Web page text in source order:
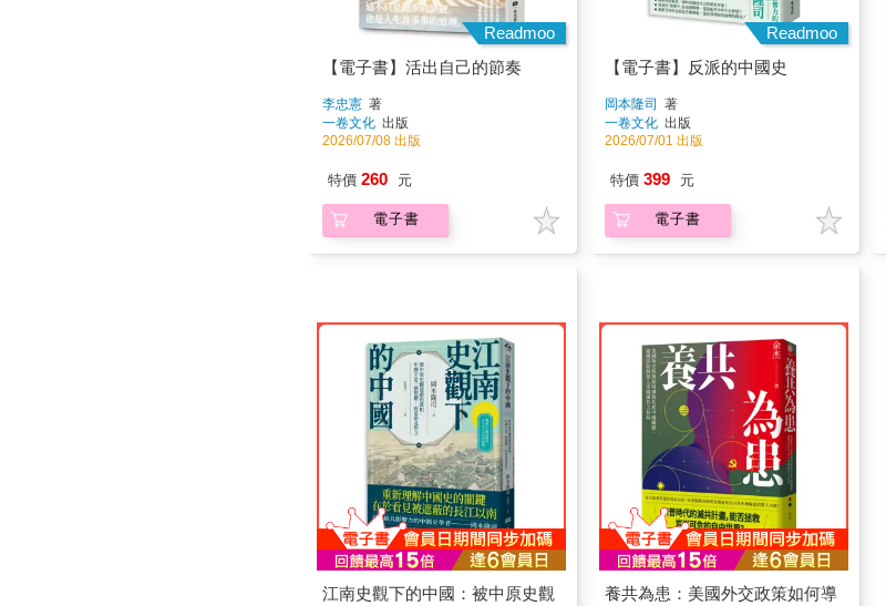
Readmoo
【電子書】活出自己的節奏
李忠憲 著
一卷文化 出版
2026/07/08 出版
特價 260 元
電子書
Readmoo
【電子書】反派的中國史
岡本隆司 著
一卷文化 出版
2026/07/01 出版
特價 399 元
電子書
江南史觀下的中國：被中原史觀
養共為患：美國外交政策如何導